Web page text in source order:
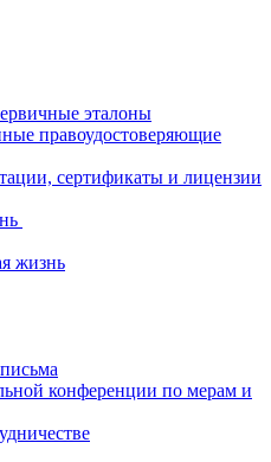
эталоны
правоудостоверяющие
сертификаты и лицензии
жизнь
конференции по мерам и